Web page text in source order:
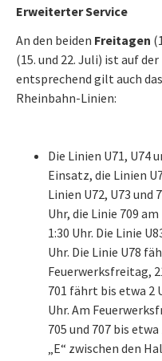
Erweiterter Service
An den beiden Freitagen
(15. und 22. Juli) ist auf
entsprechend gilt auch
Rheinbahn-Linien:
Die Linien U71, U74
Einsatz, die Linien
Linien U72, U73 und
Uhr, die Linie 709
1:30 Uhr. Die Linie
Uhr. Die Linie U78
Feuerwerksfreitag,
701 fährt bis etwa 2
Uhr. Am
705 und 707 bis
„E“ zwischen den